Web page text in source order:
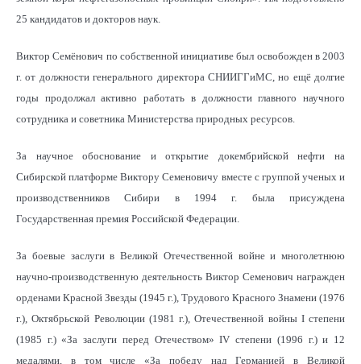
25 кандидатов и докторов наук.
Виктор Семёнович по собственной инициативе был освобожден в 2003
г. от должности генерального директора СНИИГГиМС, но ещё долгие
годы продолжал активно работать в должности главного научного
сотрудника и советника Министерства природных ресурсов.
За научное обоснование и открытие докембрийской нефти на
Сибирской платформе Виктору Семеновичу вместе с группой ученых и
производственников Сибири в 1994 г. была присуждена
Государственная премия Российской Федерации.
За боевые заслуги в Великой Отечественной войне и многолетнюю
научно-производственную деятельность Виктор Семенович награжден
орденами Красной Звезды (1945 г.), Трудового Красного Знамени (1976
г.), Октябрьской Революции (1981 г.), Отечественной войны I степени
(1985 г.) «За заслуги перед Отечеством» IV степени (1996 г.) и 12
медалями, в том числе «За победу над Германией в Великой